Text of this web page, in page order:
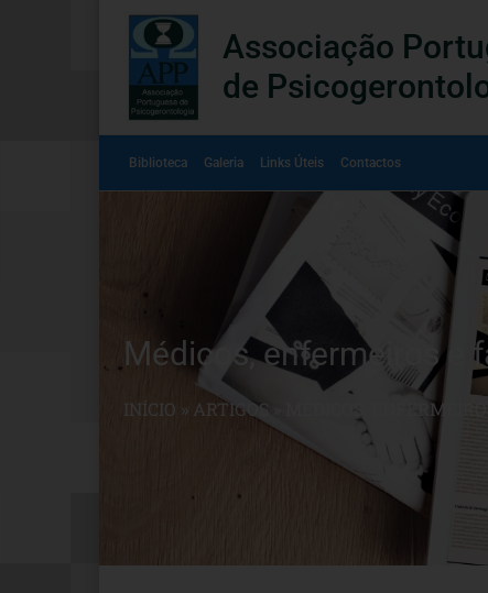
Associação
de
Biblioteca Galeria Links Úteis Contactos
Médicos, enfermeiros e
INÍCIO » ARTIGOS MÉDICOS,